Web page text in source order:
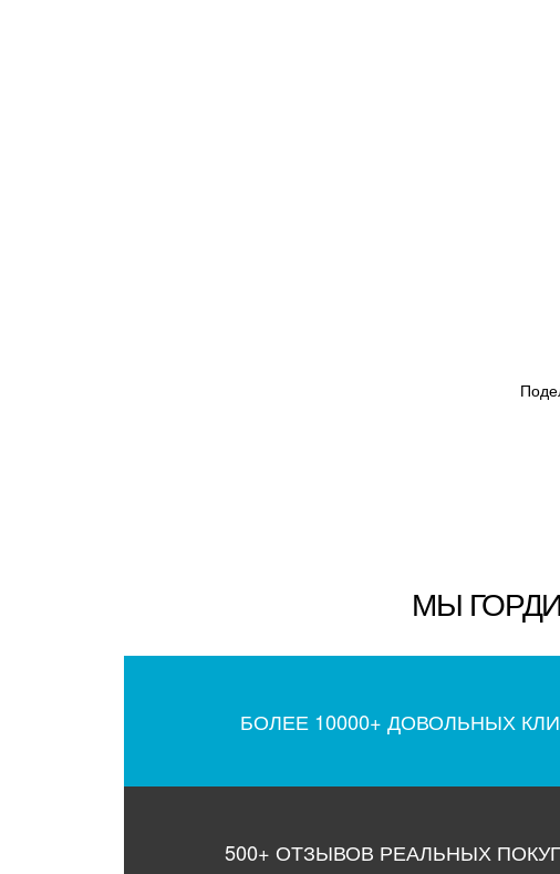
МЫ
БОЛЕЕ 10000+ ДОВОЛЬНЫХ
500+ ОТЗЫВОВ РЕАЛЬНЫХ